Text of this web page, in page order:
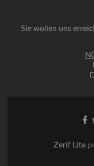
Sie wollen uns
Go
Zerif Lite